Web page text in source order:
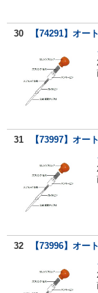
30 【74291】オー
31 【73997】オー
32 【73996】オー